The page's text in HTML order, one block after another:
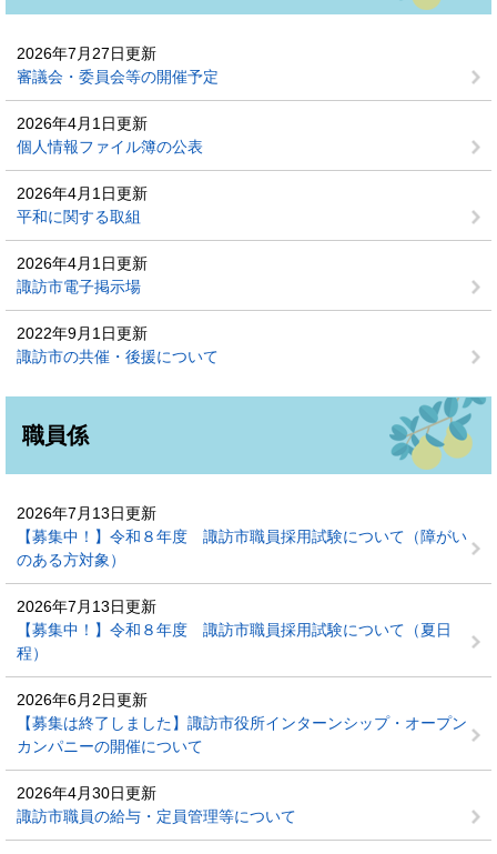
2026年7月27日更新
審議会・委員会等の開催予定
2026年4月1日更新
個人情報ファイル簿の公表
2026年4月1日更新
平和に関する取組
2026年4月1日更新
諏訪市電子掲示場
2022年9月1日更新
諏訪市の共催・後援について
職員係
2026年7月13日更新
【募集中！】令和８年度 諏訪市職員採用試験について（障がい
のある方対象）
2026年7月13日更新
【募集中！】令和８年度 諏訪市職員採用試験について（夏日
程）
2026年6月2日更新
【募集は終了しました】諏訪市役所インターンシップ・オープン
カンパニーの開催について
2026年4月30日更新
諏訪市職員の給与・定員管理等について